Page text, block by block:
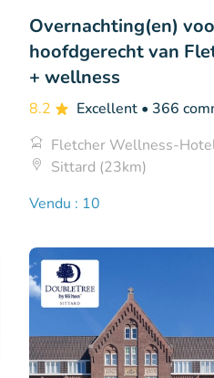
Overnachting(en)
hoofdgerecht van
+ wellness
8.2 Excellent • 366
Fletcher Wellness-
Sittard (23km)
Vendu : 10